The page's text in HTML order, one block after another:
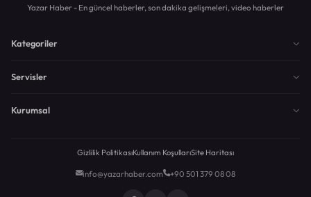
Yazar Haber - En güncel haberler, son dakika gelişmeleri, video haberler
Kategoriler
Servisler
Kurumsal
Gizlilik PolitikasıKullanım KoşullarıSite Haritası
info@yazarhaber.com +90 501 379 08 08